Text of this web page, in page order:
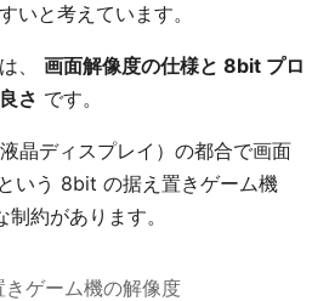
いと考えています。
、 画面解像度の仕様と 8bit プロ
さ です。
晶ディスプレイ）の都合で画面
いう 8bit の据え置きゲーム機
制約があります。
ゲーム機の解像度